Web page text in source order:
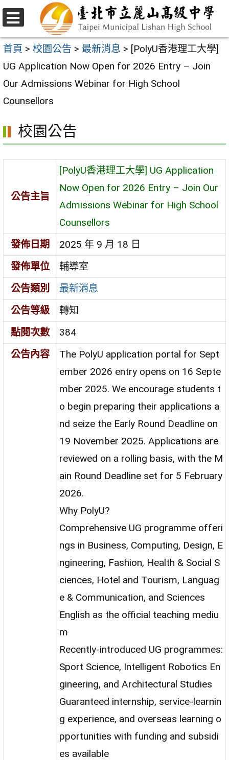
跳
至
主
要
內
容
選
單
首頁 > 校園公告 > 最新消息 > [PolyU香港理工大學]
UG Application Now Open for 2026 Entry – Join
Our Admissions Webinar for High School
Counsellors
校園公告
公告主旨
[PolyU香港理工大學] UG Application
Now Open for 2026 Entry – Join Our
Admissions Webinar for High School
Counsellors
發佈日期
2025 年 9 月 18 日
發佈單位
輔導室
公告類別
最新消息
公告等級
轉知
點閱次數
384
公告內容
The PolyU application portal for Sept
ember 2026 entry opens on 16 Septe
mber 2025. We encourage students t
o begin preparing their applications a
nd seize the Early Round Deadline on
19 November 2025. Applications are
reviewed on a rolling basis, with the M
ain Round Deadline set for 5 February
2026.
Why PolyU?
Comprehensive UG programme offeri
ngs in Business, Computing, Design, E
ngineering, Fashion, Health & Social S
ciences, Hotel and Tourism, Languag
e & Communication, and Sciences
English as the official teaching mediu
m
Recently-introduced UG programmes:
Sport Science, Intelligent Robotics En
gineering, and Architectural Studies
Guaranteed internship, service-learnin
g experience, and overseas learning o
pportunities with funding and subsidi
es available